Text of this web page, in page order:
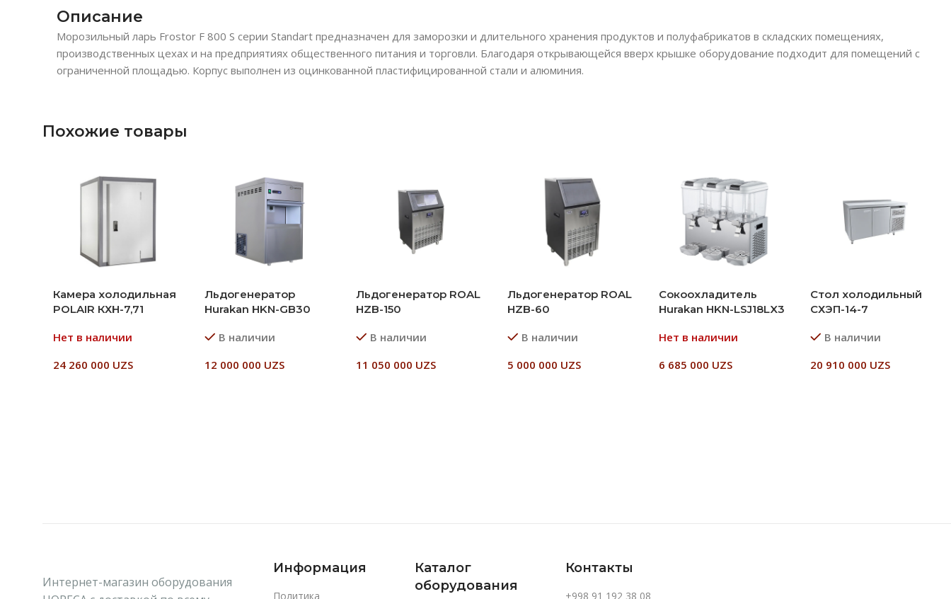
Описание
Морозильный ларь Frostor F 800 S серии Standart предназначен для заморозки и длительного хранения продуктов и полуфабрикатов в складских помещениях,
производственных цехах и на предприятиях общественного питания и торговли. Благодаря открывающейся вверх крышке оборудование подходит для помещений с
ограниченной площадью. Корпус выполнен из оцинкованной пластифицированной стали и алюминия.
Похожие товары
Камера холодильная
POLAIR КХН-7,71
Нет в наличии
24 260 000 UZS
Льдогенератор
Hurakan HKN-GB30
В наличии
12 000 000 UZS
Льдогенератор ROAL
HZB-150
В наличии
11 050 000 UZS
Льдогенератор ROAL
HZB-60
В наличии
5 000 000 UZS
Сокоохладитель
Hurakan HKN-LSJ18LX3
Нет в наличии
6 685 000 UZS
Стол холодильный
СХЭП-14-7
В наличии
20 910 000 UZS
Интернет-магазин оборудования
Информация
Политика
Каталог
оборудования
Контакты
+998 91 192 38 08